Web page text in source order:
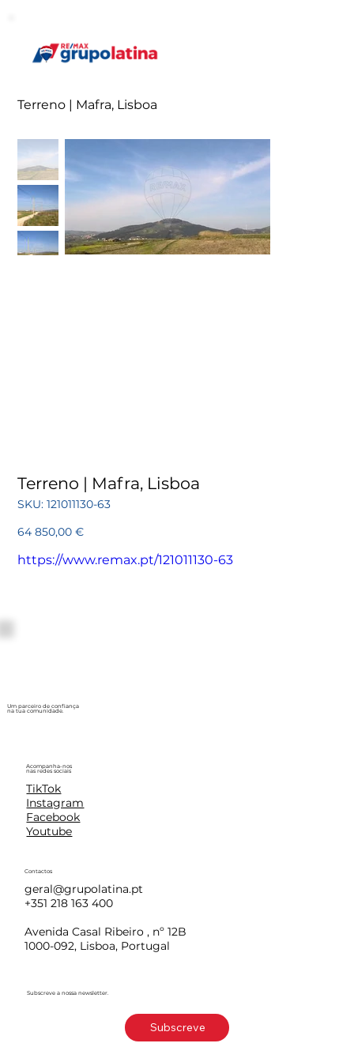
Terreno | Mafra, Lisboa
Terreno | Mafra, Lisboa
SKU: SKU
121011130-
121011130-63
Preço
64 850,00 €
https://www.remax.pt/121011130-63
Um parceiro de confiança
na tua comunidade.
Acompanha-nos
nas redes sociais
TikTok
Instagram
Facebook
Youtube
Contactos
geral@grupolatina.pt
+351 218 163 400
Avenida Casal Ribeiro , nº 12B
1000-092, Lisboa, Portugal
Subscreve a nossa newsletter.
Subscreve